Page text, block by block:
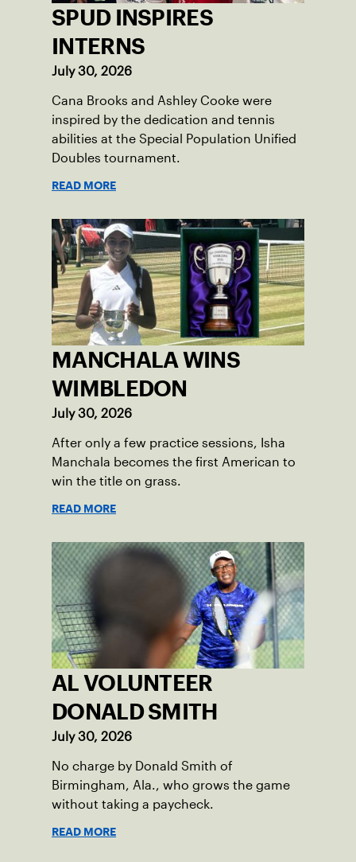
SPUD INSPIRES
INTERNS
July 30, 2026
Cana Brooks and Ashley Cooke were
inspired by the dedication and tennis
abilities at the Special Population Unified
Doubles tournament.
READ MORE
MANCHALA WINS
WIMBLEDON
July 30, 2026
After only a few practice sessions, Isha
Manchala becomes the first American to
win the title on grass.
READ MORE
AL VOLUNTEER
DONALD SMITH
July 30, 2026
No charge by Donald Smith of
Birmingham, Ala., who grows the game
without taking a paycheck.
READ MORE